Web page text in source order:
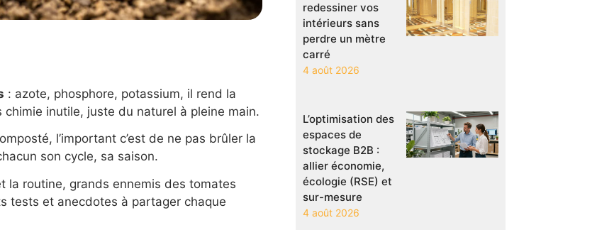
: azote, phosphore, potassium, il rend la
inutile, juste du naturel à pleine main.
l’important c’est de ne pas brûler la
son cycle, sa saison.
la routine, grands ennemis des tomates
tests et anecdotes à partager chaque
redessiner vos
intérieurs sans
perdre un mètre
carré
4 août 2026
L’optimisation des
espaces de
stockage B2B :
allier économie,
écologie (RSE) et
sur-mesure
4 août 2026